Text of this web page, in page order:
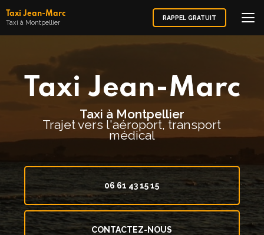
au
contenu
Taxi Jean-Marc
Taxi à Montpellier
RAPPEL GRATUIT
Taxi à Montpellier
Trajet vers l'aéroport, transport
médical
06 61 43 15 15
CONTACTEZ-NOUS